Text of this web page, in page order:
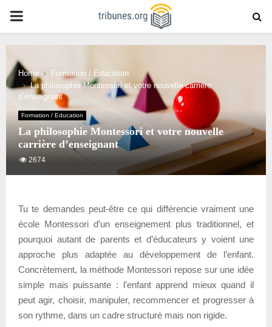
PRIMARY
MENU
Home
Formation / Education
La philosophie Montessori et votre nouvelle carrière
d’enseignant
Formation / Education
La philosophie Montessori et votre nouvelle
carrière d’enseignant
2674
Tu te demandes peut-être ce qui différencie vraiment une
école Montessori d’un enseignement plus traditionnel, et
pourquoi autant de parents et d’éducateurs y voient une
approche plus adaptée au développement de l’enfant.
Concrètement, la méthode Montessori repose sur une idée
simple mais puissante : l’enfant apprend mieux quand il
peut agir, choisir, manipuler, recommencer et progresser à
son rythme, dans un cadre structuré mais non rigide.